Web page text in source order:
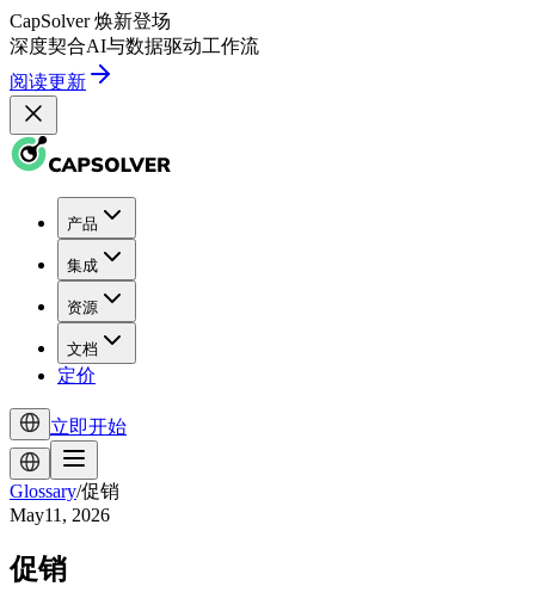
CapSolver 焕新登场
深度契合AI与数据驱动工作流
阅读更新
产品
集成
资源
文档
定价
立即开始
Glossary/促销
May11, 2026
促销